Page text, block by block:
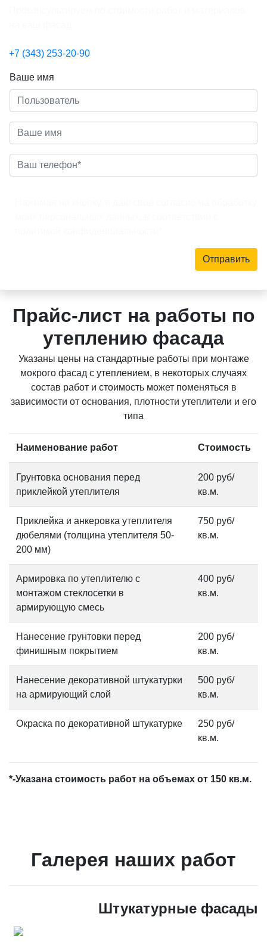
+7 (343) 253-20-90
Ваше имя
Отправить
Прайс-лист на работы по
утеплению фасада
Указаны цены на стандартные работы при монтаже
мокрого фасад с утеплением, в некоторых случаях
состав работ и стоимость может поменяться в
зависимости от основания, плотности утеплители и его
типа
Наименование работ Стоимость
Грунтовка основания перед
приклейкой утеплителя
200 руб/
кв.м.
Приклейка и анкеровка утеплителя
дюбелями (толщина утеплителя 50-
200 мм)
750 руб/
кв.м.
Армировка по утеплителю с
монтажом стеклосетки в
армирующую смесь
400 руб/
кв.м.
Нанесение грунтовки перед
финишным покрытием
200 руб/
кв.м.
Нанесение декоративной штукатурки
на армирующий слой
500 руб/
кв.м.
Окраска по декоративной штукатурке
250 руб/
кв.м.
*-Указана стоимость работ на объемах от 150 кв.м.
Галерея наших работ
Штукатурные фасады